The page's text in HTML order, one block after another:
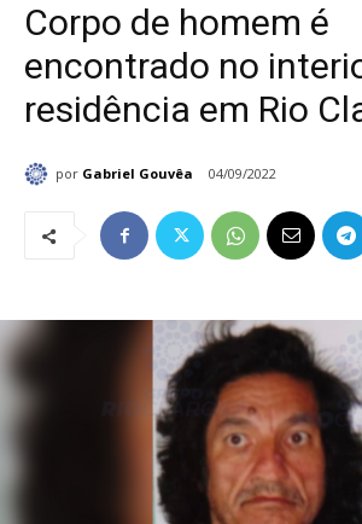
Corpo de homem é
encontrado no
residência em Rio
por Gabriel Gouvêa 04/09/2022